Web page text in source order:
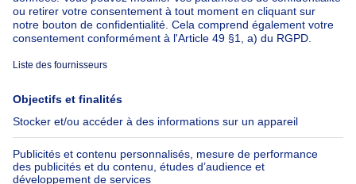
À propos
Immoweb
Presse
Emplois
Groupe Axel Springer
SeLoger.com
Outils
Belfius
Assurances
Check-list déménagement